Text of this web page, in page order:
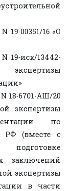
19-00351/16 «О
19-исх/13442-
18-6701-АШ/20
экспертизы
по
РФ (вместе с
заключений
экспертизы
в части